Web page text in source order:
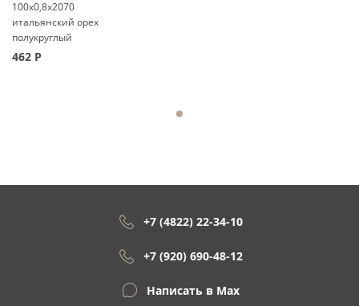
100x0,8x2070
итальянский орех
полукруглый
462 Р
+7 (4822) 22-34-10
+7 (920) 690-48-12
Написать в Max